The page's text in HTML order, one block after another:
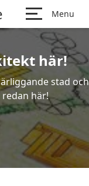
Menu
här!
stad och
här!